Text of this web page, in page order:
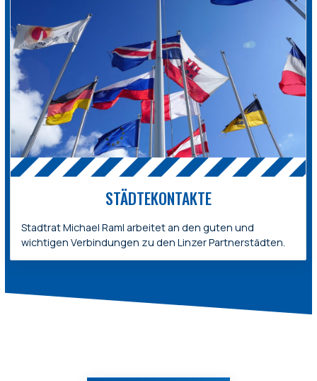
STÄDTEKONTAKTE
Stadtrat Michael Raml arbeitet an den guten und
wichtigen Verbindungen zu den Linzer Partnerstädten.